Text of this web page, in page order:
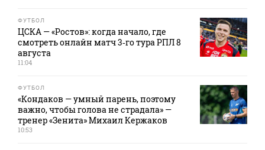
ФУТБОЛ
ЦСКА — «Ростов»: когда начало, где
смотреть онлайн матч 3‑го тура РПЛ 8
августа
11:04
ФУТБОЛ
«Кондаков — умный парень, поэтому
важно, чтобы голова не страдала» —
тренер «Зенита» Михаил Кержаков
10:53